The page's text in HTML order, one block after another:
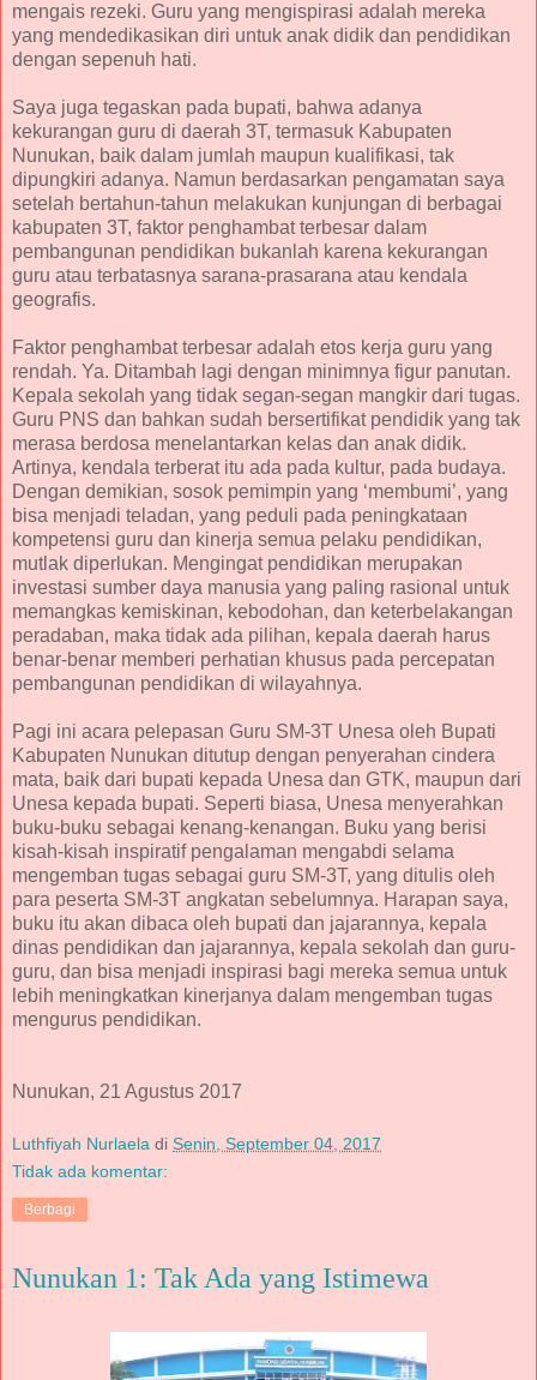
mengais rezeki. Guru yang mengispirasi adalah mereka
yang mendedikasikan diri untuk anak didik dan pendidikan
dengan sepenuh hati.
Saya juga tegaskan pada bupati, bahwa adanya
kekurangan guru di daerah 3T, termasuk Kabupaten
Nunukan, baik dalam jumlah maupun kualifikasi, tak
dipungkiri adanya. Namun berdasarkan pengamatan saya
setelah bertahun-tahun melakukan kunjungan di berbagai
kabupaten 3T, faktor penghambat terbesar dalam
pembangunan pendidikan bukanlah karena kekurangan
guru atau terbatasnya sarana-prasarana atau kendala
geografis.
Faktor penghambat terbesar adalah etos kerja guru yang
rendah. Ya. Ditambah lagi dengan minimnya figur panutan.
Kepala sekolah yang tidak segan-segan mangkir dari tugas.
Guru PNS dan bahkan sudah bersertifikat pendidik yang tak
merasa berdosa menelantarkan kelas dan anak didik.
Artinya, kendala terberat itu ada pada kultur, pada budaya.
Dengan demikian, sosok pemimpin yang ‘membumi’, yang
bisa menjadi teladan, yang peduli pada peningkataan
kompetensi guru dan kinerja semua pelaku pendidikan,
mutlak diperlukan. Mengingat pendidikan merupakan
investasi sumber daya manusia yang paling rasional untuk
memangkas kemiskinan, kebodohan, dan keterbelakangan
peradaban, maka tidak ada pilihan, kepala daerah harus
benar-benar memberi perhatian khusus pada percepatan
pembangunan pendidikan di wilayahnya.
Pagi ini acara pelepasan Guru SM-3T Unesa oleh Bupati
Kabupaten Nunukan ditutup dengan penyerahan cindera
mata, baik dari bupati kepada Unesa dan GTK, maupun dari
Unesa kepada bupati. Seperti biasa, Unesa menyerahkan
buku-buku sebagai kenang-kenangan. Buku yang berisi
kisah-kisah inspiratif pengalaman mengabdi selama
mengemban tugas sebagai guru SM-3T, yang ditulis oleh
para peserta SM-3T angkatan sebelumnya. Harapan saya,
buku itu akan dibaca oleh bupati dan jajarannya, kepala
dinas pendidikan dan jajarannya, kepala sekolah dan guru-
guru, dan bisa menjadi inspirasi bagi mereka semua untuk
lebih meningkatkan kinerjanya dalam mengemban tugas
mengurus pendidikan.
Nunukan, 21 Agustus 2017
Luthfiyah Nurlaela di Senin, September 04, 2017
Tidak ada komentar:
Berbagi
Nunukan 1: Tak Ada yang Istimewa